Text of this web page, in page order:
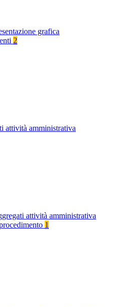
grafica
2
attività amministrativa
attività amministrativa
1